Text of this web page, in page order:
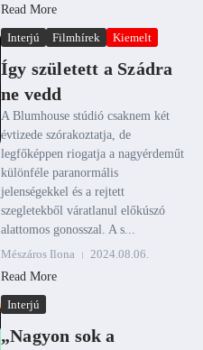
Read More
Interjú Filmhírek Kiemelt
Így született a Szádra
ne vedd
A Blumhouse stúdió csaknem két
évtizede szórakoztatja, de
legfőképpen riogatja a nagyérdeműt
különféle paranormális
jelenségekkel és a rejtett
szegletekből váratlanul előkúszó
alattomos gonosszal. A s...
Mészáros Ilona
2024.08.06.
Read More
Interjú
„Nagyon sok a